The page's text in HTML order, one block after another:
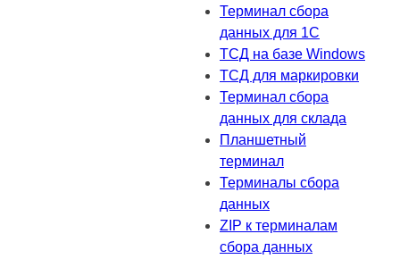
Терминал сбора
данных для 1C
ТСД на базе Windows
ТСД для маркировки
Терминал сбора
данных для склада
Планшетный
терминал
Терминалы сбора
данных
ZIP к терминалам
сбора данных